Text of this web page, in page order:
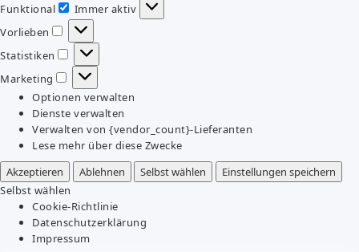
Funktional
Funktional
Immer aktiv
Vorlieben
Vorlieben
Statistiken
Statistiken
Marketing
Marketing
Optionen verwalten
Dienste verwalten
Verwalten von {vendor_count}-Lieferanten
Lese mehr über diese Zwecke
Akzeptieren
Ablehnen Selbst wählen
Einstellungen speichern
Selbst wählen
Cookie-Richtlinie
Datenschutzerklärung
Impressum